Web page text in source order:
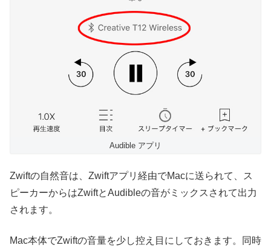
Audible アプリ
Zwiftの自然音は、Zwiftアプリ経由でMacに送られて、ス
ピーカーからはZwiftとAudibleの音がミックスされて出力
されます。
Mac本体でZwiftの音量を少し控え目にしておきます。同時